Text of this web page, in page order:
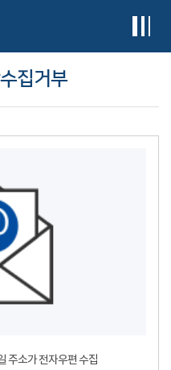
집거부
주소가 전자우편 수집